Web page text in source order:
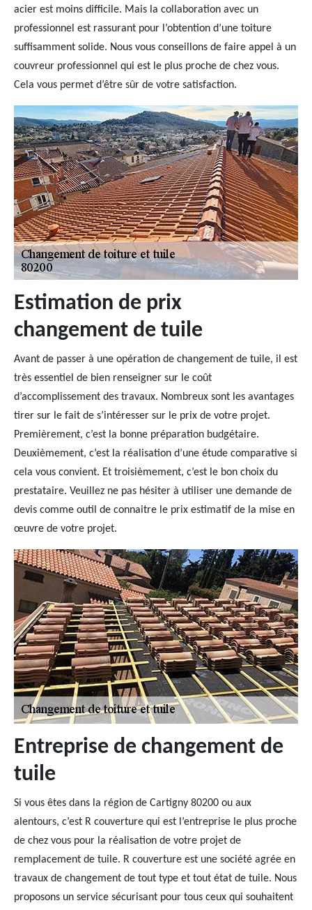
acier est moins difficile. Mais la collaboration avec un
professionnel est rassurant pour l’obtention d’une toiture
suffisamment solide. Nous vous conseillons de faire appel à un
couvreur professionnel qui est le plus proche de chez vous.
Cela vous permet d’être sûr de votre satisfaction.
Estimation de prix
changement de tuile
Avant de passer à une opération de changement de tuile, il est
très essentiel de bien renseigner sur le coût
d’accomplissement des travaux. Nombreux sont les avantages
tirer sur le fait de s’intéresser sur le prix de votre projet.
Premièrement, c’est la bonne préparation budgétaire.
Deuxièmement, c’est la réalisation d’une étude comparative si
cela vous convient. Et troisièmement, c’est le bon choix du
prestataire. Veuillez ne pas hésiter à utiliser une demande de
devis comme outil de connaitre le prix estimatif de la mise en
œuvre de votre projet.
Entreprise de changement de
tuile
Si vous êtes dans la région de Cartigny 80200 ou aux
alentours, c’est R couverture qui est l’entreprise le plus proche
de chez vous pour la réalisation de votre projet de
remplacement de tuile. R couverture est une société agrée en
travaux de changement de tout type et tout état de tuile. Nous
proposons un service sécurisant pour tous ceux qui souhaitent